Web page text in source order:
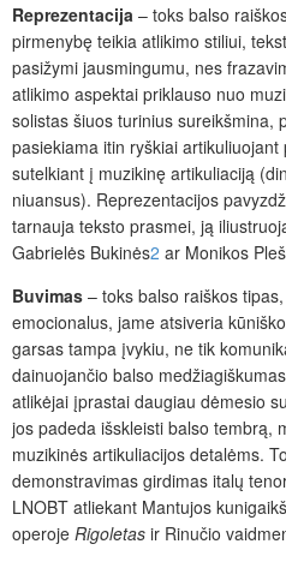
Reprezentacija – toks balso
pirmenybę teikia atlikimo stiliui,
pasižymi jausmingumu, nes
atlikimo aspektai priklauso nuo
solistas šiuos turinius sureikšmina,
pasiekiama itin ryškiai
sutelkiant į muzikinę artikuliaciją
niuansus). Reprezentacijos
tarnauja teksto prasmei, ją
Gabrielės Bukinės2 ar Monikos
Buvimas – toks balso raiškos
emocionalus, jame atsiveria
garsas tampa įvykiu, ne tik
dainuojančio balso
atlikėjai įprastai daugiau dėmesio
jos padeda išskleisti balso tembrą,
muzikinės artikuliacijos detalėms.
demonstravimas girdimas italų
LNOBT atliekant Mantujos
operoje Rigoletas ir Rinučio